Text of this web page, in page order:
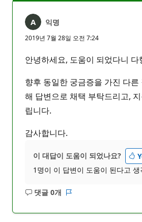
익명
2019년 7월 28일 오전 7:24
안녕하세요, 도움이 되었다니 다
향후 동일한 궁금증을 가진 다른
해 답변으로 채택 부탁드리고,
립니다.
감사합니다.
이 대답이 도움이 되었나요?
1명이 이 답변이 도움이 된다고
댓글 0개
설